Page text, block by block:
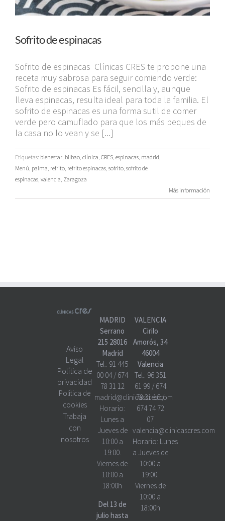
Sofrito de espinacas
Sofrito de espinacas Clínicas CRES te propone una
receta muy sabrosa para seguir comiendo verde:
Sofrito de espinacas Es fácil, sencilla y, aunque
lleva espinacas, resulta ideal para toda la familia. El
sofrito de espinacas es una forma sutil de comer
verde pero camuflado para que los más peques de
la casa no lo vean y se [...]
Etiquetas: bienestar, bilbao, clínica, CRES, espinacas, madrid,
Menú, palma, refrito, refrito espinacas, sofrito, sofrito de
espinacas, valencia, Zaragoza
Más información
Aviso
Legal
Política de
privacidad
Política de
cookies
Trabaja
con
nosotros
MADRID
Serrano
215 28016
Madrid
Tel.: 91 445
00 04/ 674
78 31 12
madrid@clinicascres.com
Horario:
Lunes a
Jueves de
10:00 a
19:00.
Viernes de
10:00 a
18:00h
Del 13 de
julio hasta
VALENCIA
Cirilo
Amorós, 34
46004
Valencia
Tel.: 96 351
61 99/ 674
78 31 16/
674 74 72
07
valencia@clinicascres.com
Horario: Lunes
a Jueves de
10:00 a
19:00.
Viernes de
10:00 a
18:00h